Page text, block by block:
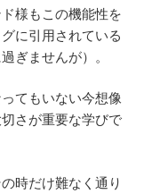
様もこの機能性を
に引用されている
ぎませんが）。
てもいない今想像
さが重要な学びで
時だけ難なく通り